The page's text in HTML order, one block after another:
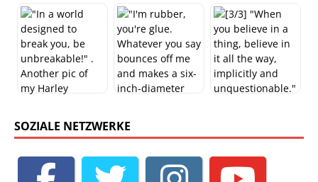
SOZIALE NETZWERKE